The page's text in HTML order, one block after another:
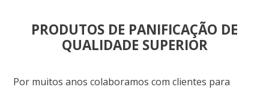
PRODUTOS DE PANIFICAÇÃO DE
QUALIDADE SUPERIOR
Por muitos anos colaboramos com clientes para